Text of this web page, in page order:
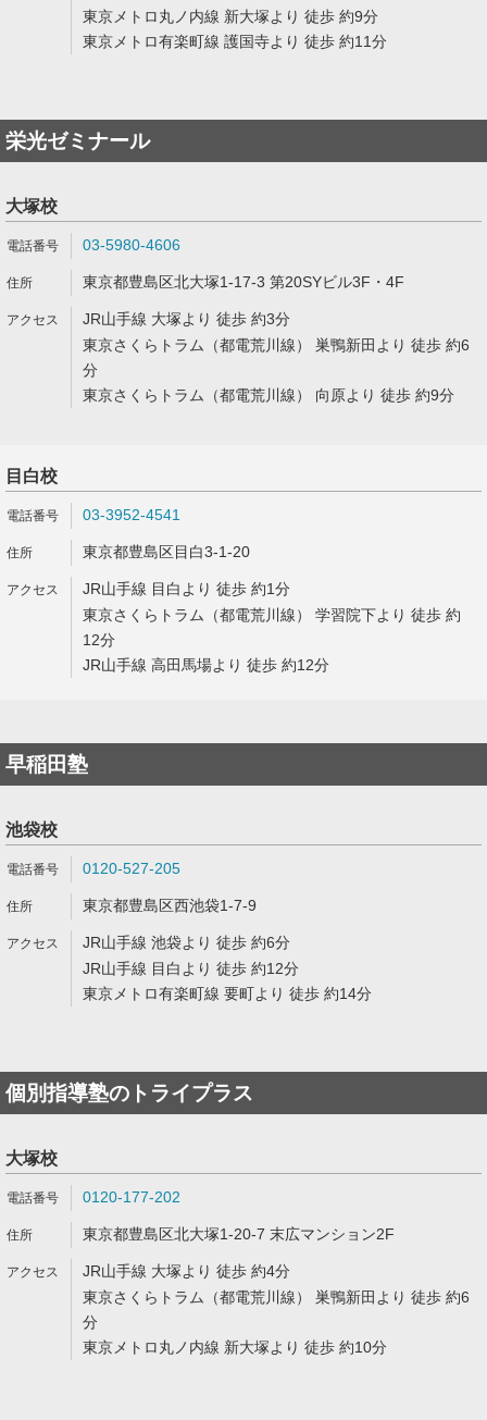
東京メトロ丸ノ内線 新大塚より 徒歩 約9分
東京メトロ有楽町線 護国寺より 徒歩 約11分
栄光ゼミナール
大塚校
03-5980-4606
東京都豊島区北大塚1-17-3 第20SYビル3F・4F
JR山手線 大塚より 徒歩 約3分
東京さくらトラム（都電荒川線） 巣鴨新田より 徒歩 約6
分
東京さくらトラム（都電荒川線） 向原より 徒歩 約9分
目白校
03-3952-4541
東京都豊島区目白3-1-20
JR山手線 目白より 徒歩 約1分
東京さくらトラム（都電荒川線） 学習院下より 徒歩 約
12分
JR山手線 高田馬場より 徒歩 約12分
早稲田塾
池袋校
0120-527-205
東京都豊島区西池袋1-7-9
JR山手線 池袋より 徒歩 約6分
JR山手線 目白より 徒歩 約12分
東京メトロ有楽町線 要町より 徒歩 約14分
個別指導塾のトライプラス
大塚校
0120-177-202
東京都豊島区北大塚1-20-7 末広マンション2F
JR山手線 大塚より 徒歩 約4分
東京さくらトラム（都電荒川線） 巣鴨新田より 徒歩 約6
分
東京メトロ丸ノ内線 新大塚より 徒歩 約10分